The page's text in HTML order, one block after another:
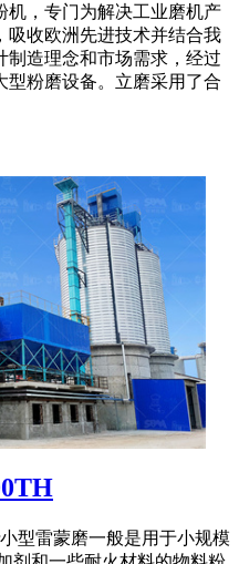
机，专门为解决工业磨机产
吸收欧洲先进技术并结合我
制造理念和市场需求，经过
型粉磨设备。立磨采用了合
型雷蒙磨一般是用于小规模